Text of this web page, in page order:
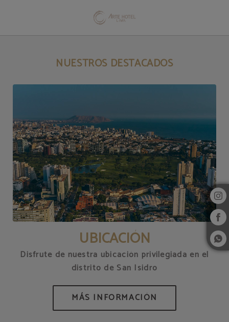
NUESTROS DESTACADOS
UBICACIÓN
Disfrute de nuestra ubicación privilegiada en el
distrito de San Isidro